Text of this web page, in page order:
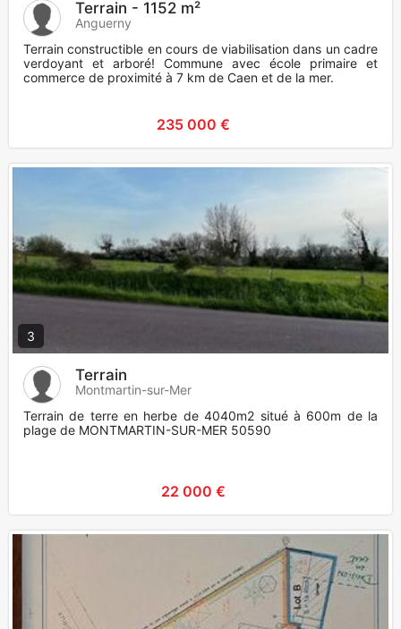
Terrain - 1152 m²
Anguerny
Terrain constructible en cours de viabilisation dans un cadre
verdoyant et arboré! Commune avec école primaire et
commerce de proximité à 7 km de Caen et de la mer.
235 000 €
3
Terrain
Montmartin-sur-Mer
Terrain de terre en herbe de 4040m2 situé à 600m de la
plage de MONTMARTIN-SUR-MER 50590
22 000 €